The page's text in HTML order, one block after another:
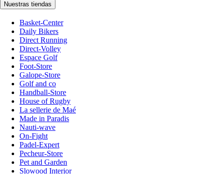
Nuestras tiendas
Basket-Center
Daily Bikers
Direct Running
Direct-Volley
Espace Golf
Foot-Store
Galope-Store
Golf and co
Handball-Store
House of Rugby
La sellerie de Maé
Made in Paradis
Nauti-wave
On-Fight
Padel-Expert
Pecheur-Store
Pet and Garden
Slowood Interior